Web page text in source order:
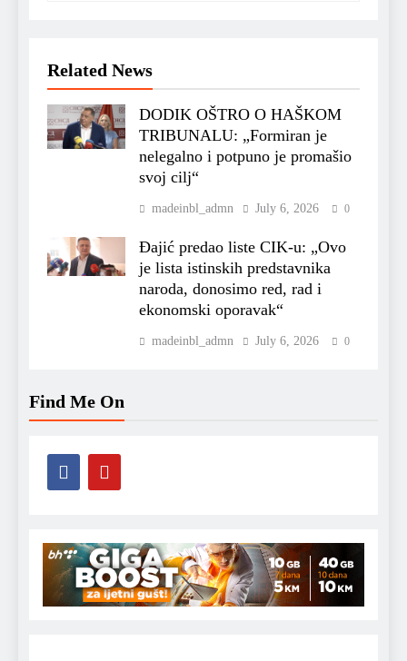
Related News
DODIK OŠTRO O HAŠKOM
TRIBUNALU: „Formiran je
nelegalno i potpuno je promašio
svoj cilj“
madeinbl_admn July 6, 2026 0
Đajić predao liste CIK-u: „Ovo
je lista istinskih predstavnika
naroda, donosimo red, rad i
ekonomski oporavak“
madeinbl_admn July 6, 2026 0
Find Me On